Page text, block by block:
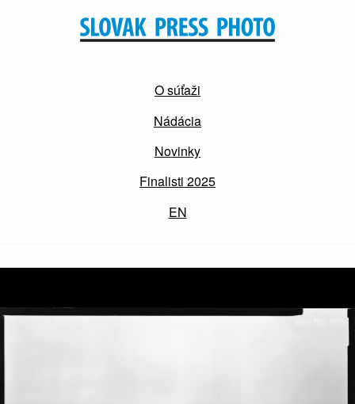
O súťaži
Nádácia
Novinky
Finalisti 2025
EN